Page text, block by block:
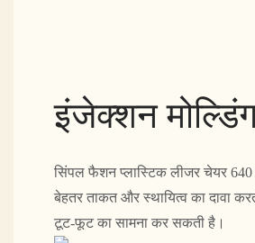
इंजेक्शन
सिंपल फैशन प्लास्टिक लीजर चेयर 640
बेहतर ताकत और स्थायित्व का दावा
टूट-फूट का सामना कर सकती है।